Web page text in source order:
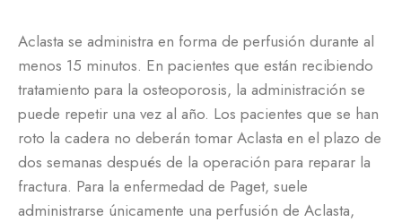
Aclasta se administra en forma de perfusión durante al
menos 15 minutos. En pacientes que están recibiendo
tratamiento para la osteoporosis, la administración se
puede repetir una vez al año. Los pacientes que se han
roto la cadera no deberán tomar Aclasta en el plazo de
dos semanas después de la operación para reparar la
fractura. Para la enfermedad de Paget, suele
administrarse únicamente una perfusión de Aclasta,